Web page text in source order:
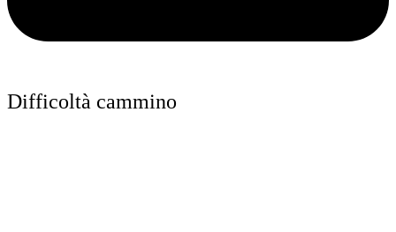
Difficoltà cammino